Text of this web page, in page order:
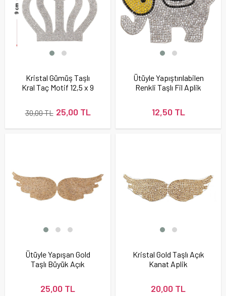
Kristal Gümüş Taşlı
Kral Taç Motif 12,5 x 9
25,00 TL
30,00 TL
Ütüyle Yapıştırılabilen
Renkli Taşlı Fil Aplik
12,50 TL
Ütüyle Yapışan Gold
Taşlı Büyük Açık
25,00 TL
Kristal Gold Taşlı Açık
Kanat Aplik
20,00 TL